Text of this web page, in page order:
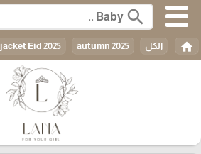
search
home الكل jacket Eid 2025 autumn 2025